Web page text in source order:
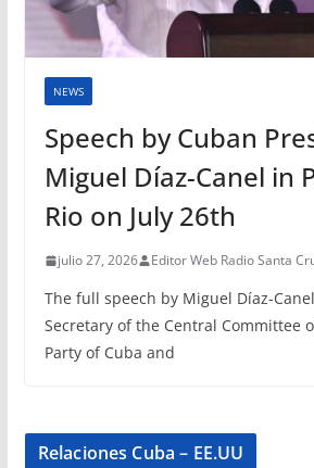
NEWS
Speech by Cuban
Miguel Díaz-Canel in
Rio on July 26th
julio 27, 2026 Editor Web Radio Santa
The full speech by Miguel Díaz-
Secretary of the Central Committee
Party of Cuba and
Relaciones Cuba – EE.UU